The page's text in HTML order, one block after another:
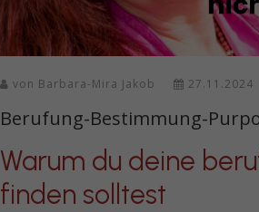
von Barbara-Mira Jakob 27.11.2024
Berufung-Bestimmung-
Warum du deine
finden solltest